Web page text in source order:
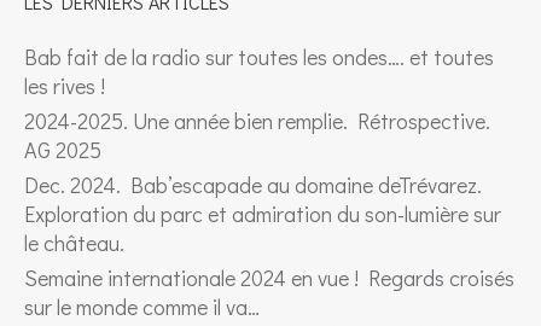
Bab fait de la radio sur toutes les ondes…. et toutes
les rives !
2024-2025. Une année bien remplie. Rétrospective.
AG 2025
Dec. 2024. Bab’escapade au domaine deTrévarez.
Exploration du parc et admiration du son-lumière sur
le château.
Semaine internationale 2024 en vue ! Regards croisés
sur le monde comme il va…